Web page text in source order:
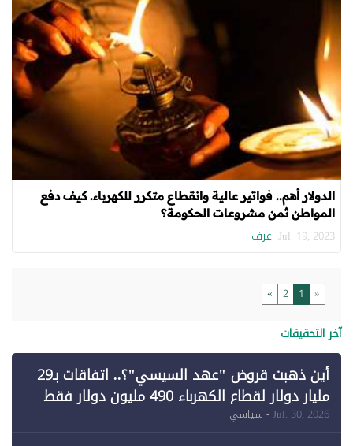
الدولار أهم.. فواتير عالية وانقطاع متكرر للكهرباء. كيف دفع
المواطن ثمن مشروعات الحكومة؟
Jul. 19, 2023 اعرف
«
1
2
»
آخر التحقيقات
أين ذهبت قروض "عهد السيسي"؟.. اتفاقات بـ29
مليار دولار لقطاع الكهرباء 490 مليون دولار فقط
لـ"الطاقة المتجددة" (1)
Jul. 30, 2026- سياسي